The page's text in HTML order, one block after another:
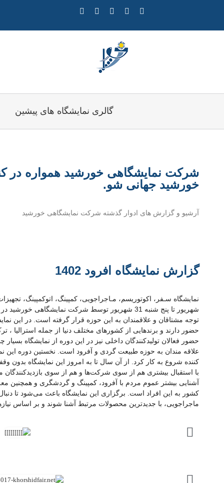
گالری نمایشگاه های پیشین
شرکت نمایشگاهی خورشید همواره در
خورشید جهانی شو.
آرشیو و گزارش های ادوار گذشته شرکت نمایشگاهی خورشید
گزارش نمایشگاه افرود 1402
شهریور تا پنج شنبه 31 شهریور توسط شرکت
توجه مشتاقان و علاقمندان به این حوزه قرار گرفته است. در این
حضور دارند و برندهایی از کشورهای مختلف دنیا از جمله استرالیا ،
حضور فعالان تولیدکنندگان داخلی نیز در این دوره از نمایشگاه
کننده شروع به کار کرد. از آن سال تا به امروز این نمایشگاه
با استقبال بیشتری هم از سوی شرکت‌ها و هم از سوی
آشنایی بیشتر عموم مردم با آفرود، کمپینگ و گردشگری و همچنین
کشور به این افراد است. برگزاری این نمایشگاه باعث می‌شود تا
ماجراجویی، با جدیدترین محصولات مرتبط آشنا شوند و بر اساس